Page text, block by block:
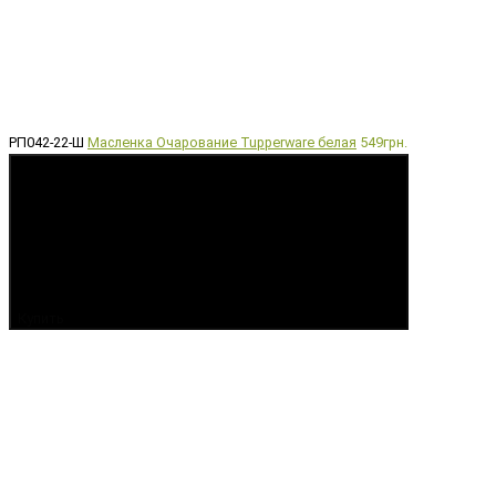
РП042-22-Ш Масленка Очарование Tupperware белая 549грн.